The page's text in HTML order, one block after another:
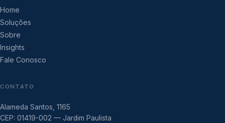
Home
Soluções
Sobre
Insights
Fale Conosco
CONTATO
Alameda Santos, 1165
CEP: 01419-002 — Jardim Paulista